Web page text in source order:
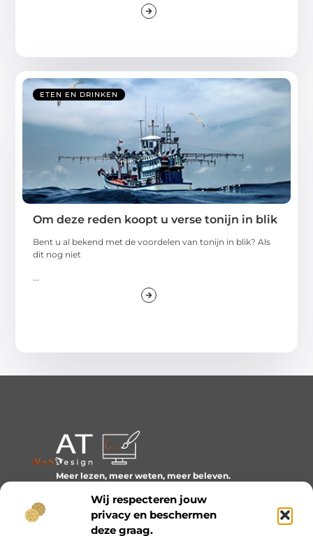
Wij respecteren jouw
privacy en beschermen
deze graag.
ETEN EN DRINKEN
Om deze reden koopt u verse tonijn in blik
Bent u al bekend met de voordelen van tonijn in blik? Als
dit nog niet
Meer lezen, meer weten, meer beleven.
het dagelijks leven boeiend maakt.
Bericht categorie